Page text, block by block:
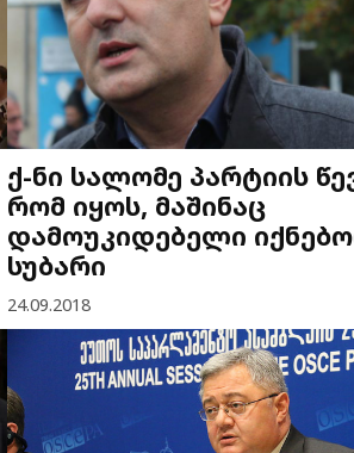
ქ-ნი სალომე პარტიის
რომ იყოს, მაშინაც
დამოუკიდებელი
სუბარი
24.09.2018